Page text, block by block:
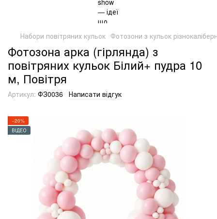
Набори повітряних кульок Фотозони з кульок
Фотозона арка (гірлянда) з
повітряних кульок Білий+ пудра 10
м, Повітря
Артикул: ФЗ0036 Написати відгук
−20%
ВІДЕО